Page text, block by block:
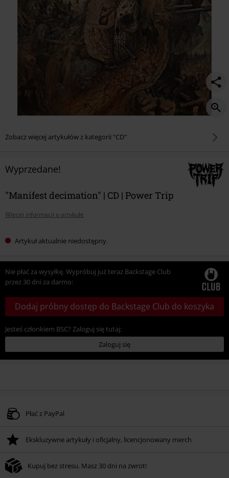
Zobacz więcej artykułów z kategorii "CD"
Wyprzedane!
"Manifest decimation" | CD | Power Trip
Więcej informacji o artykule
Artykuł aktualnie niedostępny.
Nie płać za wysyłkę. Wypróbuj już teraz Backstage Club
przez 30 dni za darmo:
Dodaj próbny dostęp do Backstage Club do koszyka
Jesteś członkiem BSC? Zaloguj się tutaj:
Zaloguj się
Płać z PayPal
Ekskluzywne artykuły i oficjalny, licencjonowany merch
Kupuj bez stresu. Masz 30 dni na zwrot!